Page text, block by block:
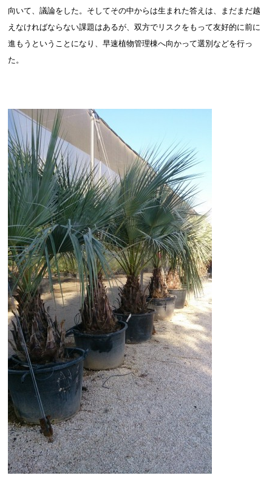
向いて、議論をした。そしてその中からは生まれた答えは、まだまだ越
えなければならない課題はあるが、双方でリスクをもって友好的に前に
進もうということになり、早速植物管理棟へ向かって選別などを行っ
た。